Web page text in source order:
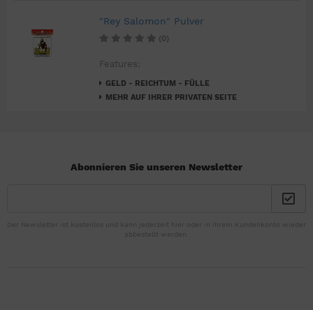
"Rey Salomon" Pulver
(0)
Features:
GELD - REICHTUM - FÜLLE
MEHR AUF IHRER PRIVATEN SEITE
Abonnieren Sie unseren Newsletter
Der Newsletter ist kostenlos und kann jederzeit hier oder in Ihrem Kundenkonto wieder
abbestellt werden.